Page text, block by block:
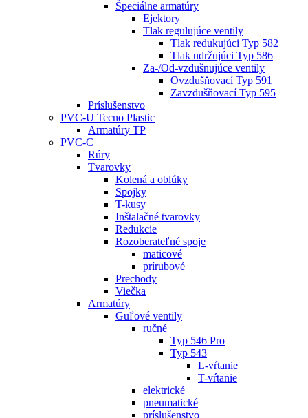
Špeciálne armatúry
Ejektory
Tlak regulujúce ventily
Tlak redukujúci Typ 582
Tlak udržujúci Typ 586
Za-/Od-vzdušnujúce ventily
Ovzdušňovací Typ 591
Zavzdušňovací Typ 595
Príslušenstvo
PVC-U Tecno Plastic
Armatúry TP
PVC-C
Rúry
Tvarovky
Kolená a oblúky
Spojky
T-kusy
Inštalačné tvarovky
Redukcie
Rozoberateľné spoje
maticové
prírubové
Prechody
Viečka
Armatúry
Guľové ventily
ručné
Typ 546 Pro
Typ 543
L-vŕtanie
T-vŕtanie
elektrické
pneumatické
príslušenstvo